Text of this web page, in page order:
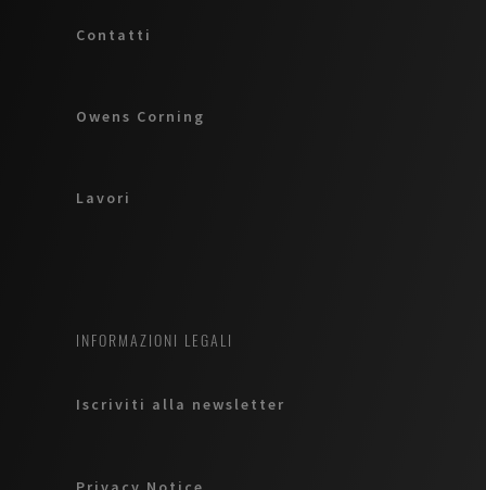
Contatti
Owens Corning
Lavori
INFORMAZIONI LEGALI
Iscriviti alla newsletter